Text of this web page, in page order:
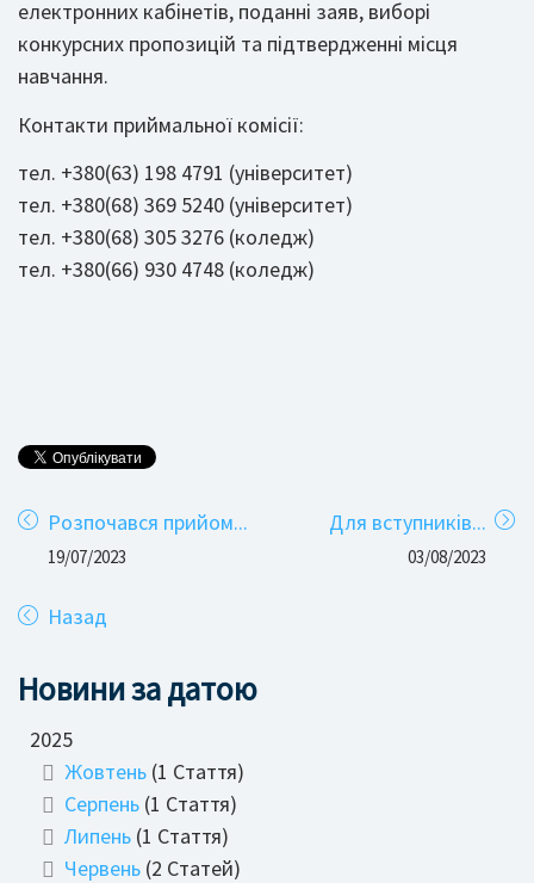
електронних кабінетів, поданні заяв, виборі
конкурсних пропозицій та підтвердженні місця
навчання.
Контакти приймальної комісії:
тел. +380(63) 198 4791 (університет)
тел. +380(68) 369 5240 (університет)
тел. +380(68) 305 3276 (коледж)
тел. +380(66) 930 4748 (коледж)
Розпочався прийом...
19/07/2023
Для вступників...
03/08/2023
Назад
Новини за датою
2025
Жовтень (1 Стаття)
Серпень (1 Стаття)
Липень (1 Стаття)
Червень (2 Статей)